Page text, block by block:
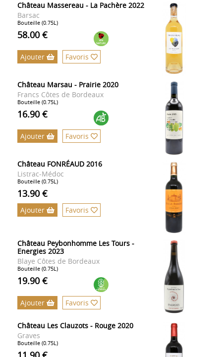
Château Massereau - La Pachère 2022
Barsac
Bouteille (0.75L)
58.00 €
Ajouter Favoris
Château Marsau - Prairie 2020
Francs Côtes de Bordeaux
Bouteille (0.75L)
16.90 €
Ajouter Favoris
Château FONRÉAUD 2016
Listrac-Médoc
Bouteille (0.75L)
13.90 €
Ajouter Favoris
Château Peybonhomme Les Tours -
Energies 2023
Blaye Côtes de Bordeaux
Bouteille (0.75L)
19.90 €
Ajouter Favoris
Château Les Clauzots - Rouge 2020
Graves
Bouteille (0.75L)